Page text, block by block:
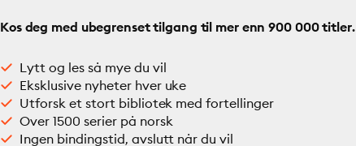
Kos deg med ubegrenset tilgang til mer enn 900 000 titler.
Lytt og les så mye du vil
Eksklusive nyheter hver uke
Utforsk et stort bibliotek med fortellinger
Over 1500 serier på norsk
Ingen bindingstid, avslutt når du vil